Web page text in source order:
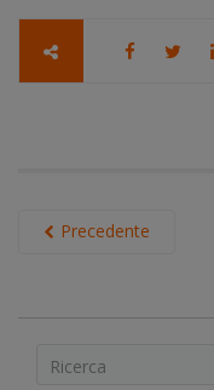
Precedente